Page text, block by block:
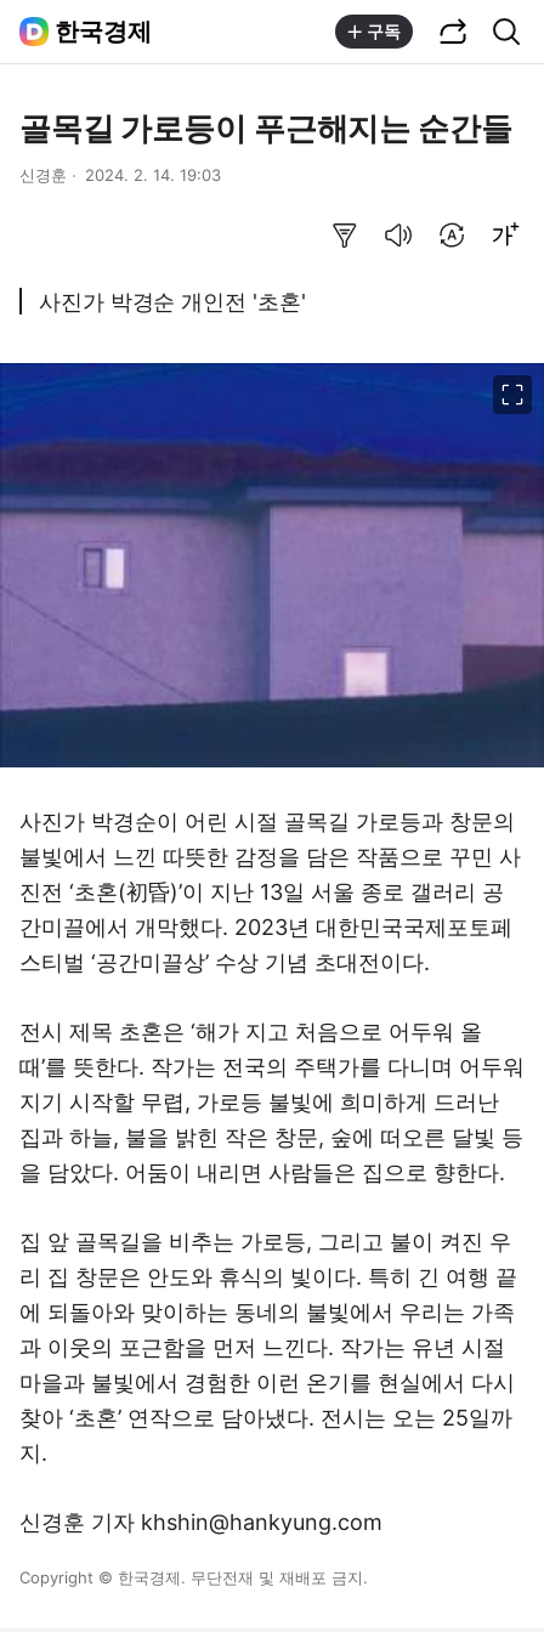
한국경제 구독
골목길 가로등이 푸근해지는 순간들
신경훈 2024. 2. 14. 19:03
사진가 박경순 개인전 '초혼'
사진가 박경순이 어린 시절 골목길 가로등과 창문의
불빛에서 느낀 따뜻한 감정을 담은 작품으로 꾸민 사
진전 ‘초혼(初昏)’이 지난 13일 서울 종로 갤러리 공
간미끌에서 개막했다. 2023년 대한민국국제포토페
스티벌 ‘공간미끌상’ 수상 기념 초대전이다.
전시 제목 초혼은 ‘해가 지고 처음으로 어두워 올
때’를 뜻한다. 작가는 전국의 주택가를 다니며 어두워
지기 시작할 무렵, 가로등 불빛에 희미하게 드러난
집과 하늘, 불을 밝힌 작은 창문, 숲에 떠오른 달빛 등
을 담았다. 어둠이 내리면 사람들은 집으로 향한다.
집 앞 골목길을 비추는 가로등, 그리고 불이 켜진 우
리 집 창문은 안도와 휴식의 빛이다. 특히 긴 여행 끝
에 되돌아와 맞이하는 동네의 불빛에서 우리는 가족
과 이웃의 포근함을 먼저 느낀다. 작가는 유년 시절
마을과 불빛에서 경험한 이런 온기를 현실에서 다시
찾아 ‘초혼’ 연작으로 담아냈다. 전시는 오는 25일까
지.
신경훈 기자 khshin@hankyung.com
Copyright © 한국경제. 무단전재 및 재배포 금지.